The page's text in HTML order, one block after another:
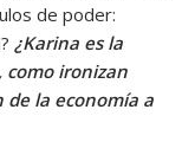
de poder:
¿Karina es la
como ironizan
de la economía a